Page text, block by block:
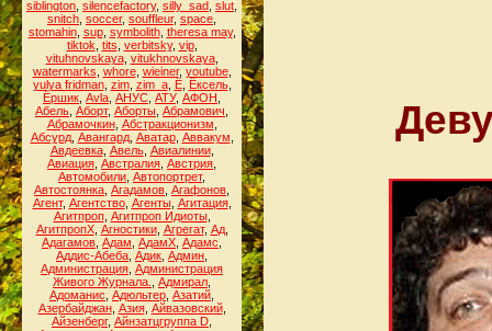
siblington silencefactory, silly_sad slut
snitch soccer, souffleur, space
stomahin, sup, symbolith, theresa may,
tiktok tits verbitsky, vip,
vituhnovskaya, vitukhnovskaya,
watermarks whore, wieiner, youtube,
yulya fridman, zim, zim_a, Ё, Ёксель,
Ёршик Аvla АНУС АТУ, АФОН
Абель Аборт, Аборты Абрамович
Абрамочкин, Абстракционизм
Абсурд, Авангард, Аватар, Аввакум
Авдеевка, Авель, Авиалинии,
Авиация Австралия Австрия
Автомобили Автопортрет,
Автостоянка Агадамов Агафонов
Агент, Агентство, Агенты, Агитация,
Агитпроп, Агитпроп Идиоты,
АгитпропХ, Агностики, Агрегат, Ад,
Адагамов Адам АдамХ Адамс
Аддис-Абеба Адик Админ
Администрация Администрация
Живого Журнала.
Адмирал
Адоманис Адюльтер Азатий
Азербайджан, Азия, Айвазовский,
Айзенберг, Айнзатцгруппа D